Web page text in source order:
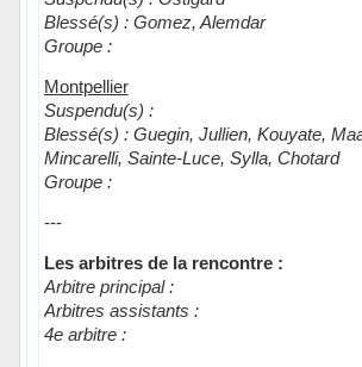
Blessé(s) : Gomez, Alemdar
Groupe :
Montpellier
Suspendu(s) :
Blessé(s) : Guegin, Jullien, Kouyate,
Mincarelli, Sainte-Luce, Sylla, Chotard
Groupe :
---
Les arbitres de la rencontre :
Arbitre principal :
Arbitres assistants :
4e arbitre :